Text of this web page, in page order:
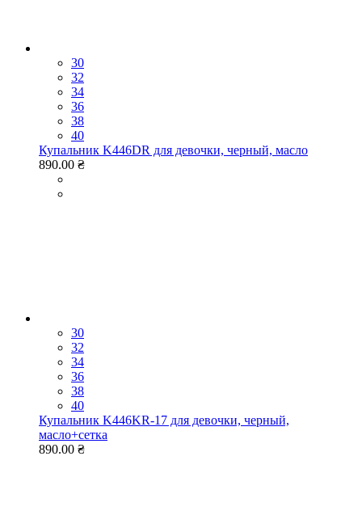
30
32
34
36
38
40
Купальник K446DR для девочки, черный, масло
890.00 ₴
30
32
34
36
38
40
Купальник K446KR-17 для девочки, черный,
масло+сетка
890.00 ₴